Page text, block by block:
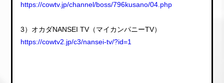
https://cowtv.jp/channel/boss/796kusano/04.php
3）オカダNANSEI TV（マイカンパニーTV）
https://cowtv2.jp/c3/nansei-tv/?id=1